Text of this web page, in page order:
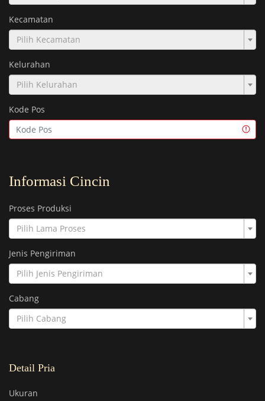
Kecamatan
Pilih Kecamatan
Kelurahan
Pilih Kelurahan
Kode Pos
Informasi Cincin
Proses Produksi
Pilih Lama Proses
Jenis Pengiriman
Pilih Jenis Pengiriman
Cabang
Pilih Cabang
Detail Pria
Ukuran